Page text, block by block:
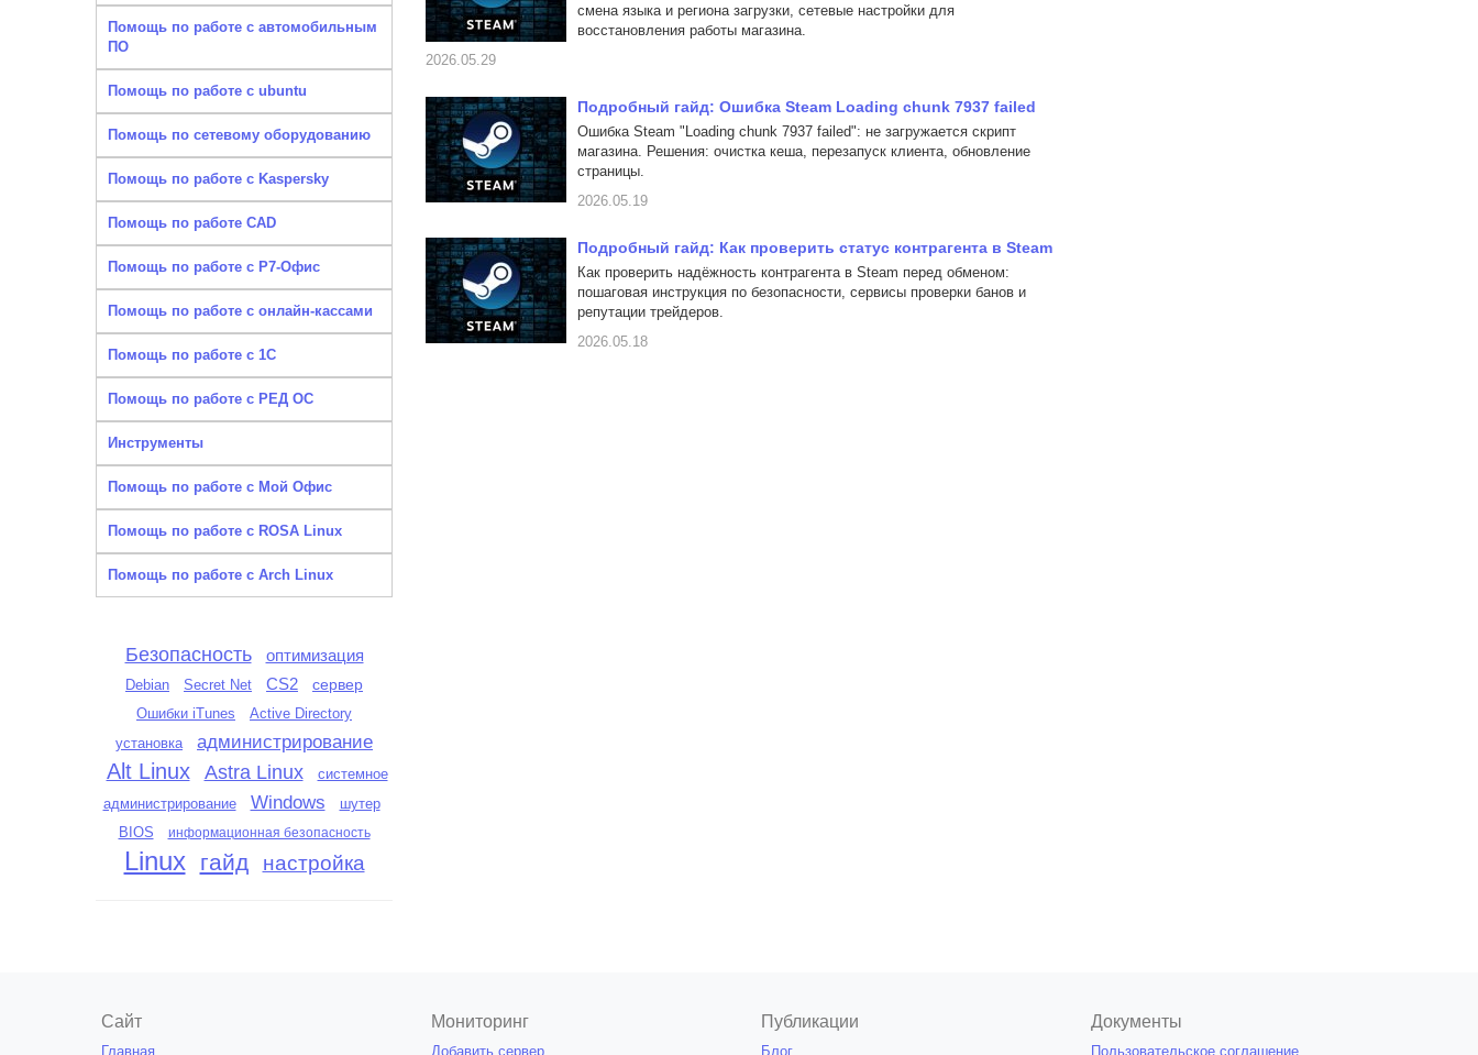
Помощь по работе с автомобильным
ПО
Помощь по работе с ubuntu
Помощь по сетевому оборудованию
Помощь по работе с Kaspersky
Помощь по работе CAD
Помощь по работе с Р7-Офис
Помощь по работе с онлайн-кассами
Помощь по работе с 1С
Помощь по работе с РЕД ОС
Инструменты
Помощь по работе с Мой Офис
Помощь по работе с ROSA Linux
Помощь по работе с Arch Linux
Безопасность оптимизация
Debian Secret Net CS2 сервер
Ошибки iTunes
Active Directory
установка
администрирование
Alt Linux Astra Linux
системное
администрирование
Windows
шутер
BIOS
информационная безопасность
Linux гайд настройка
смена языка и региона загрузки, сетевые настройки для
восстановления работы магазина.
2026.05.29
Подробный гайд: Ошибка Steam Loading chunk 7937 failed
Ошибка Steam "Loading chunk 7937 failed": не загружается скрипт
магазина. Решения: очистка кеша, перезапуск клиента, обновление
страницы.
2026.05.19
Подробный гайд: Как проверить статус контрагента в Steam
Как проверить надёжность контрагента в Steam перед обменом:
пошаговая инструкция по безопасности, сервисы проверки банов и
репутации трейдеров.
2026.05.18
Сайт
Главная
Мониторинг
Добавить сервер
Публикации
Блог
Документы
Пользовательское соглашение